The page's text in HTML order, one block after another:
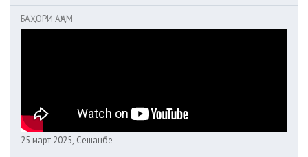
БАҲОРИ АҶАМ
25 март 2025, Сешанбе